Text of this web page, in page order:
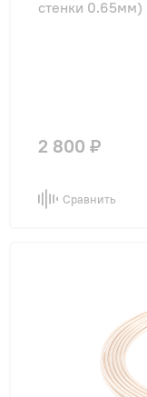
стенки 0.65мм)
2 800 ₽
Сравнить